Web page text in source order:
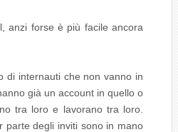
anzi forse è più facile ancora
di internauti che non vanno in
già un account in quello o
tra loro e lavorano tra loro.
parte degli inviti sono in mano